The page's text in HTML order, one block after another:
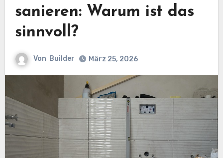
sanieren: Warum ist das
sinnvoll?
Von Builder März 25, 2026